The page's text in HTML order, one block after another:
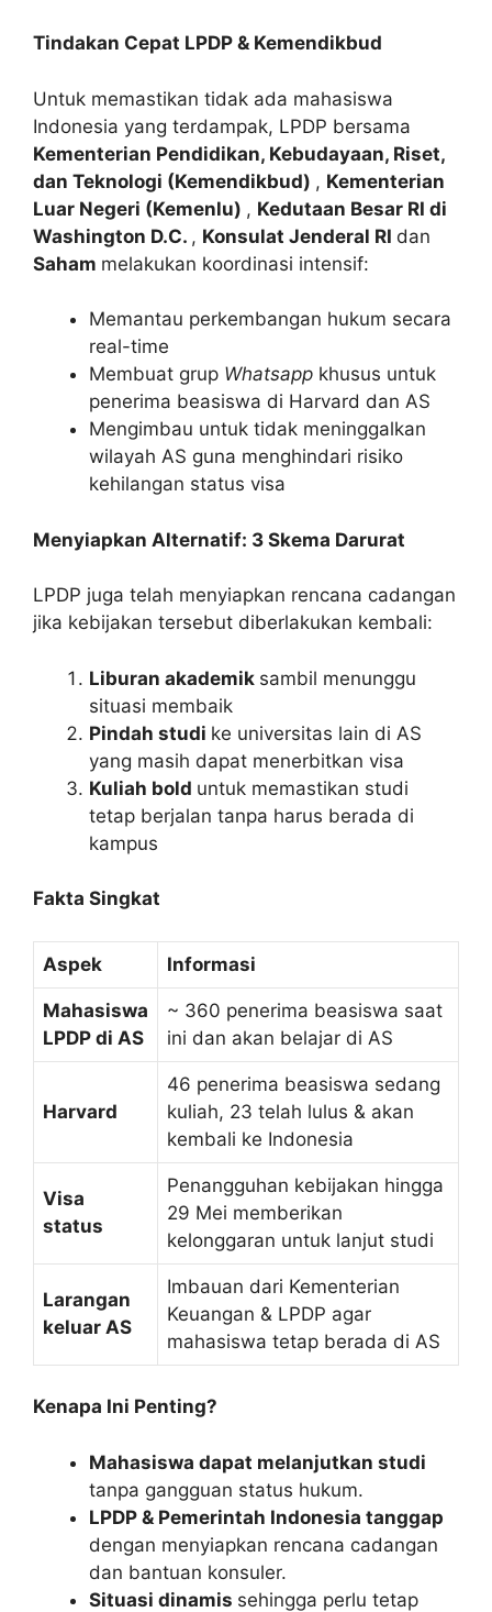
Tindakan Cepat LPDP & Kemendikbud
Untuk memastikan tidak ada mahasiswa
Indonesia yang terdampak, LPDP bersama
Kementerian Pendidikan, Kebudayaan, Riset,
dan Teknologi (Kemendikbud) , Kementerian
Luar Negeri (Kemenlu) , Kedutaan Besar RI di
Washington D.C. , Konsulat Jenderal RI dan
Saham melakukan koordinasi intensif:
Memantau perkembangan hukum secara
real-time
Membuat grup Whatsapp khusus untuk
penerima beasiswa di Harvard dan AS
Mengimbau untuk tidak meninggalkan
wilayah AS guna menghindari risiko
kehilangan status visa
Menyiapkan Alternatif: 3 Skema Darurat
LPDP juga telah menyiapkan rencana cadangan
jika kebijakan tersebut diberlakukan kembali:
Liburan akademik sambil menunggu
situasi membaik
Pindah studi ke universitas lain di AS
yang masih dapat menerbitkan visa
Kuliah bold untuk memastikan studi
tetap berjalan tanpa harus berada di
kampus
Fakta Singkat
Aspek Informasi
Mahasiswa
LPDP di AS
~ 360 penerima beasiswa saat
ini dan akan belajar di AS
Harvard
46 penerima beasiswa sedang
kuliah, 23 telah lulus & akan
kembali ke Indonesia
Visa
status
Penangguhan kebijakan hingga
29 Mei memberikan
kelonggaran untuk lanjut studi
Larangan
keluar AS
Imbauan dari Kementerian
Keuangan & LPDP agar
mahasiswa tetap berada di AS
Kenapa Ini Penting?
Mahasiswa dapat melanjutkan studi
tanpa gangguan status hukum.
LPDP & Pemerintah Indonesia tanggap
dengan menyiapkan rencana cadangan
dan bantuan konsuler.
Situasi dinamis sehingga perlu tetap